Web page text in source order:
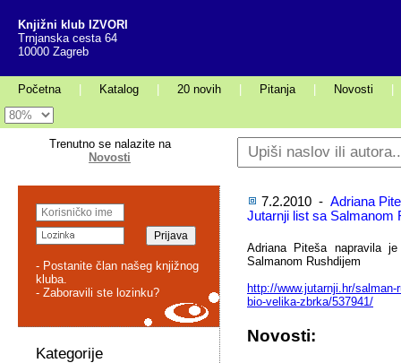
Knjižni klub IZVORI
Trnjanska cesta 64
10000 Zagreb
Početna Katalog 20 novih Pitanja Novosti
Trenutno se nalazite na
Novosti
- Postanite član našeg knjižnog
kluba.
- Zaboravili ste lozinku?
Kategorije
7.2.2010 - Adriana
Jutarnji list sa Salmanom
Adriana Piteša napravila
Salmanom Rushdijem
http://www.jutarnji.hr/salman-
bio-velika-zbrka/537941/
Novosti: